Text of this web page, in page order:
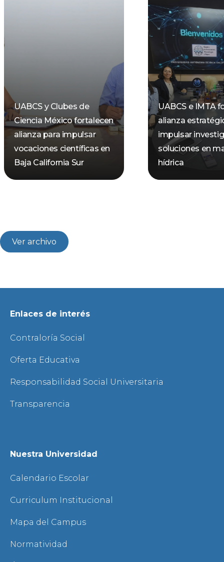
UABCS y Clubes de
Ciencia México fortalecen
alianza para impulsar
vocaciones científicas en
Baja California Sur
UABCS e IMTA
alianza
impulsar
soluciones en
hídrica
Ver archivo
Enlaces de interés
Contraloría Social
Oferta Educativa
Responsabilidad Social Universitaria
Transparencia
Nuestra Universidad
Calendario Escolar
Curriculum Institucional
Mapa del Campus
Normatividad